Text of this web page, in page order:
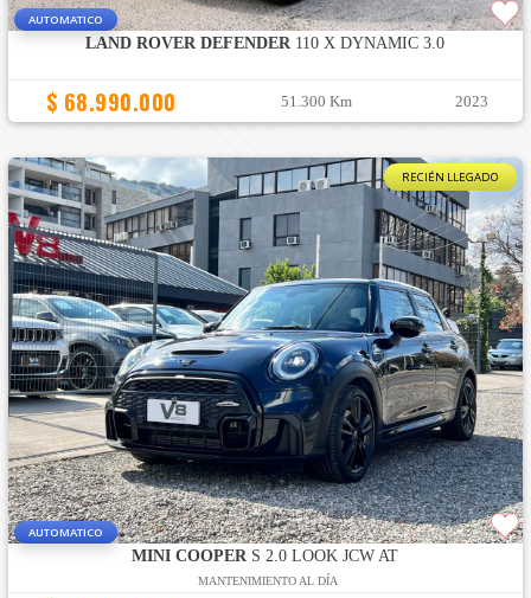
AUTOMATICO
LAND ROVER DEFENDER110 X DYNAMIC 3.0
$ 68.990.000 51.300 Km 2023
RECIÉN LLEGADO
AUTOMATICO
MINI COOPERS 2.0 LOOK JCW AT
MANTENIMIENTO AL DÍA